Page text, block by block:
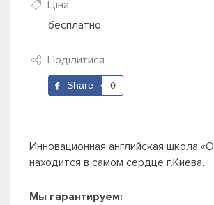
Ціна
бесплатно
Поділитися
Share 0
Инновационная английская школа
находится в самом сердце г.Киева.
Мы гарантируем: